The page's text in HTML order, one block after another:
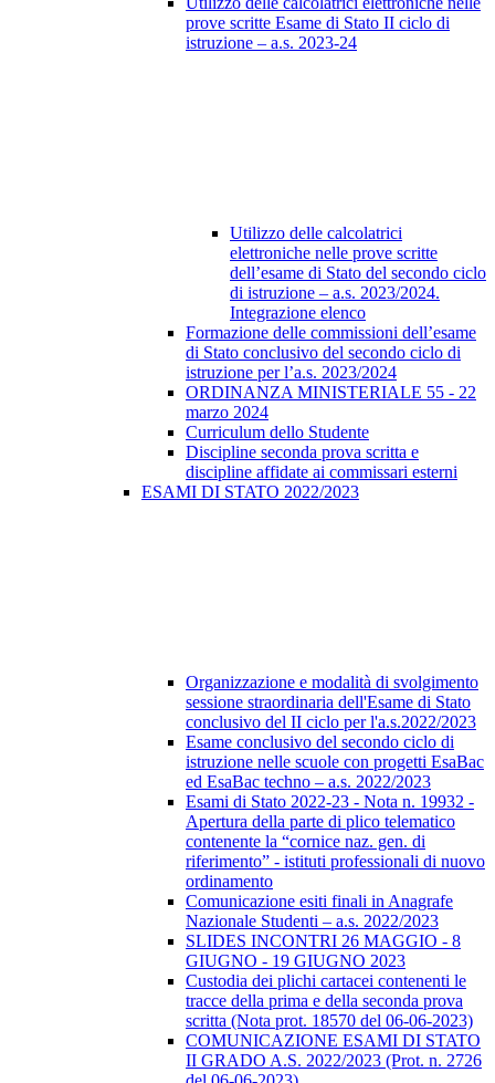
prove scritte Esame di Stato II ciclo di
istruzione – a.s. 2023-24
Utilizzo delle calcolatrici
elettroniche nelle prove scritte
dell’esame di Stato del secondo ciclo
di istruzione – a.s. 2023/2024.
Integrazione elenco
Formazione delle commissioni dell’esame
di Stato conclusivo del secondo ciclo di
istruzione per l’a.s. 2023/2024
ORDINANZA MINISTERIALE 55 - 22
marzo 2024
Curriculum dello Studente
Discipline seconda prova scritta e
discipline affidate ai commissari esterni
ESAMI DI STATO 2022/2023
Organizzazione e modalità di svolgimento
sessione straordinaria dell'Esame di Stato
conclusivo del II ciclo per l'a.s.2022/2023
Esame conclusivo del secondo ciclo di
istruzione nelle scuole con progetti EsaBac
ed EsaBac techno – a.s. 2022/2023
Esami di Stato 2022-23 - Nota n. 19932 -
Apertura della parte di plico telematico
contenente la “cornice naz. gen. di
riferimento” - istituti professionali di nuovo
ordinamento
Comunicazione esiti finali in Anagrafe
Nazionale Studenti – a.s. 2022/2023
SLIDES INCONTRI 26 MAGGIO - 8
GIUGNO - 19 GIUGNO 2023
Custodia dei plichi cartacei contenenti le
tracce della prima e della seconda prova
scritta (Nota prot. 18570 del 06-06-2023)
COMUNICAZIONE ESAMI DI STATO
II GRADO A.S. 2022/2023 (Prot. n. 2726